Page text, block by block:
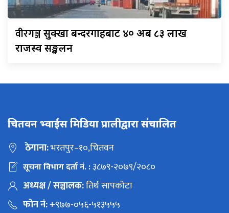
वीरगञ्जसुक्खा बन्दरगाहबाट ४० अर्ब ८३ लाख
राजस्व सङ्कलन
चितवन भ्वाईस मिडिया प्रालीद्वारा संचालित
ठेगाना:भरतपुर–१०,चितवन
सूचना विभाग दर्ता नं. :३८७९-२०७९/२०८०
अध्यक्ष / सञ्चालक:तिर्थ सापकोटा
फोन नं:+९७७-०५६-५१३५५५